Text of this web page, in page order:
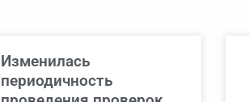
Изменилась
периодичность